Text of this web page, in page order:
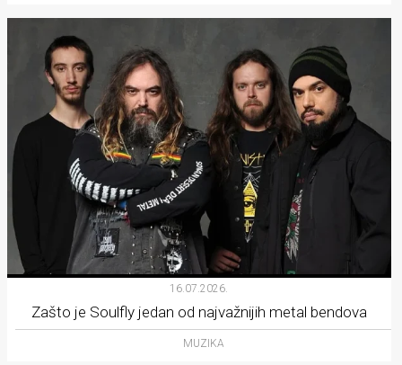
16.07.2026.
Zašto je Soulfly jedan od najvažnijih metal bendova
MUZIKA